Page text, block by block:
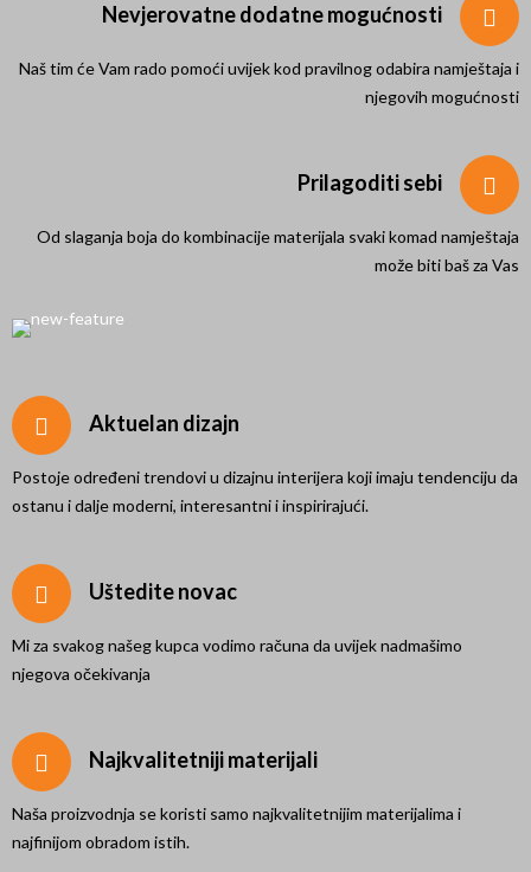
Nevjerovatne dodatne mogućnosti
Naš tim će Vam rado pomoći uvijek kod pravilnog odabira namještaja i
njegovih mogućnosti
Prilagoditi sebi
Od slaganja boja do kombinacije materijala svaki komad namještaja
može biti baš za Vas
Aktuelan dizajn
Postoje određeni trendovi u dizajnu interijera koji imaju tendenciju da
ostanu i dalje moderni, interesantni i inspirirajući.
Uštedite novac
Mi za svakog našeg kupca vodimo računa da uvijek nadmašimo
njegova očekivanja
Najkvalitetniji materijali
Naša proizvodnja se koristi samo najkvalitetnijim materijalima i
najfinijom obradom istih.